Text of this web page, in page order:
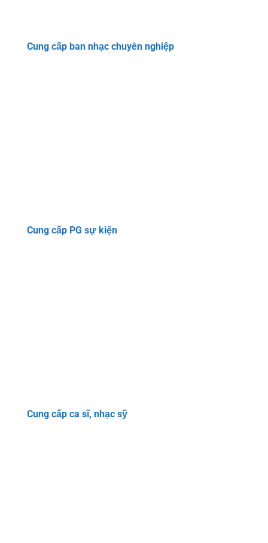
Cung cấp ban nhạc chuyên nghiệp
Cung cấp PG sự kiện
Cung cấp ca sĩ, nhạc sỹ